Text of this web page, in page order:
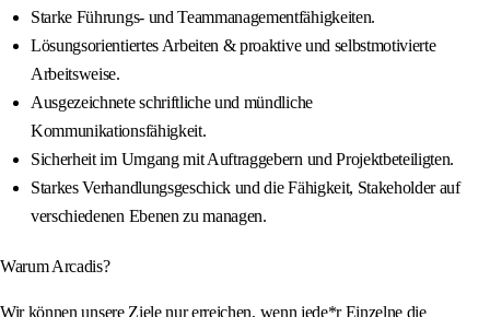
Starke Führungs- und Teammanagementfähigkeiten.
Lösungsorientiertes Arbeiten & proaktive und selbstmotivierte
Arbeitsweise.
Ausgezeichnete schriftliche und mündliche
Kommunikationsfähigkeit.
Sicherheit im Umgang mit Auftraggebern und Projektbeteiligten.
Starkes Verhandlungsgeschick und die Fähigkeit, Stakeholder auf
verschiedenen Ebenen zu managen.
Warum Arcadis?
Wir können unsere Ziele nur erreichen, wenn jede*r Einzelne die